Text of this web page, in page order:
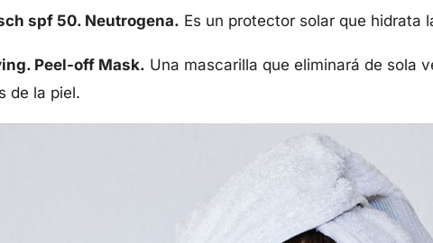
spf 50. Neutrogena. Es un protector solar que hidrata
Peel-off Mask. Una mascarilla que eliminará de sola
de la piel.